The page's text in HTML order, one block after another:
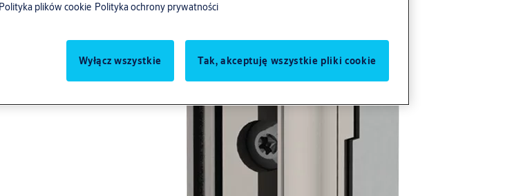
Polityka plików cookie Polityka ochrony prywatności
Wyłącz wszystkie
Tak, akceptuję wszystkie pliki cookie